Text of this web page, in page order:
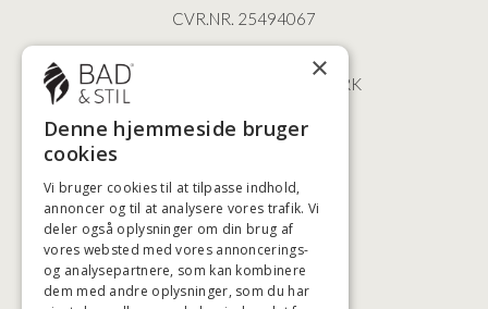
CVR.NR. 25494067
ØSTERBROGADE 202
2100 KØBENHAVN • DANMARK
+45 3920 5084
HØJESTE KREDITVÆRDIGHED
×
Denne hjemmeside bruger
cookies
Vi bruger cookies til at tilpasse indhold,
annoncer og til at analysere vores trafik. Vi
deler også oplysninger om din brug af
vores websted med vores annoncerings-
og analysepartnere, som kan kombinere
dem med andre oplysninger, som du har